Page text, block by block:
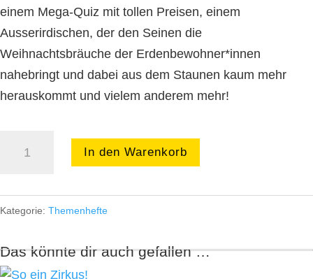
einem Mega-Quiz mit tollen Preisen, einem
Ausserirdischen, der den Seinen die
Weihnachtsbräuche der Erdenbewohner*innen
nahebringt und dabei aus dem Staunen kaum mehr
herauskommt und vielem anderem mehr!
Menge
In den Warenkorb
Kategorie: Themenhefte
Das könnte dir auch gefallen …